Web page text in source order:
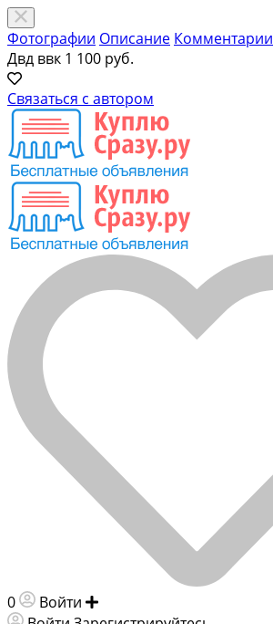
Фотографии Описание Комментарии
Двд ввк 1 100 руб.
Связаться с автором
0 Войти